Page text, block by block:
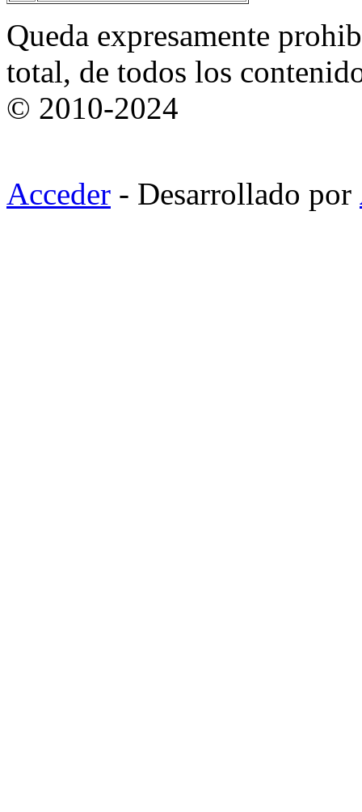
Queda expresamente
total, de todos los
© 2010-2024
Acceder - Desarrollado por